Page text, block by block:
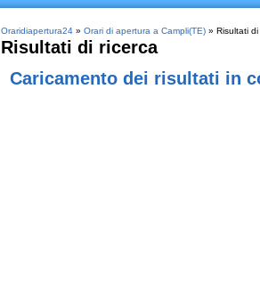
Oraridiapertura24» Orari di apertura a Campli(TE)» Risultati di
Risultati di ricerca
Caricamento dei risultati in